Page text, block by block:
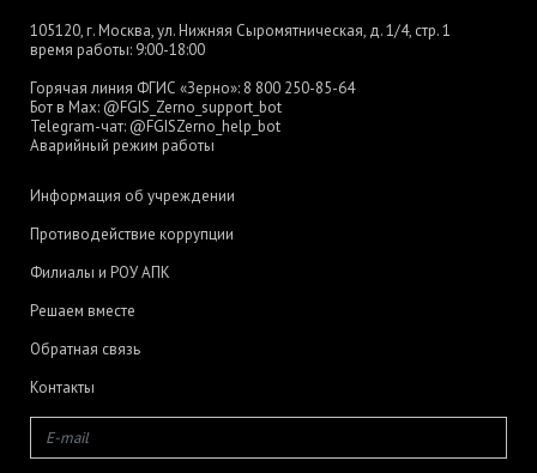
105120, г. Москва, ул. Нижняя Сыромятническая, д. 1/4, стр. 1
время работы: 9:00-18:00
Горячая линия ФГИС «Зерно»: 8 800 250-85-64
Бот в Max: @FGIS_Zerno_support_bot
Telegram-чат: @FGISZerno_help_bot
Аварийный режим работы
Информация об учреждении
Противодействие коррупции
Филиалы и РОУ АПК
Решаем вместе
Обратная связь
Контакты